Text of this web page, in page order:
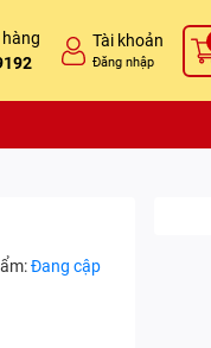
Tài khoản
Đăng nhập
Đang cập